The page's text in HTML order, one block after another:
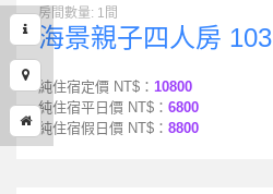
房間數量: 1間
海景親子四人房 103
純住宿定價 NT$： 10800
純住宿平日價 NT$： 6800
純住宿假日價 NT$： 8800